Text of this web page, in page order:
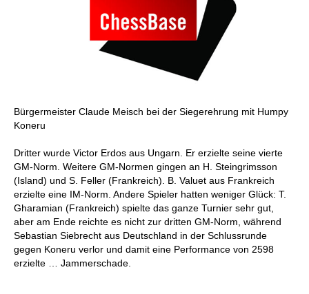
Bürgermeister Claude Meisch bei der Siegerehrung mit Humpy
Koneru
Dritter wurde Victor Erdos aus Ungarn. Er erzielte seine vierte
GM-Norm. Weitere GM-Normen gingen an H. Steingrimsson
(Island) und S. Feller (Frankreich). B. Valuet aus Frankreich
erzielte eine IM-Norm. Andere Spieler hatten weniger Glück: T.
Gharamian (Frankreich) spielte das ganze Turnier sehr gut,
aber am Ende reichte es nicht zur dritten GM-Norm, während
Sebastian Siebrecht aus Deutschland in der Schlussrunde
gegen Koneru verlor und damit eine Performance von 2598
erzielte … Jammerschade.